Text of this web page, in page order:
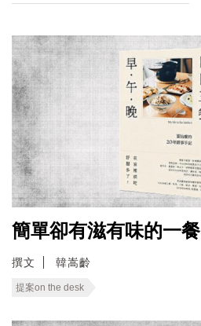
簡單卻有滋有味的一餐
撰文 韓嵩齡
提案on the desk